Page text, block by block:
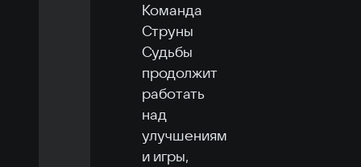
Команда
Струны
Судьбы
продолжит
работать
над
улучшениям
и игры,